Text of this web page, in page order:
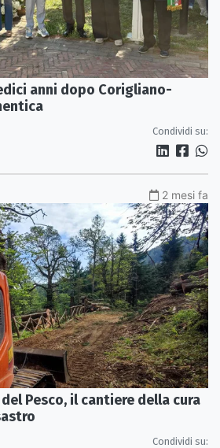
anni dopo Corigliano-
Condividi su:
2 mesi fa
Pesco, il cantiere della cura
Condividi su: